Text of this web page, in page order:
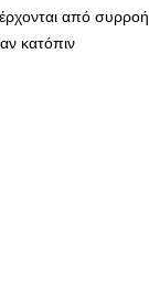
από συρροή
κατόπιν